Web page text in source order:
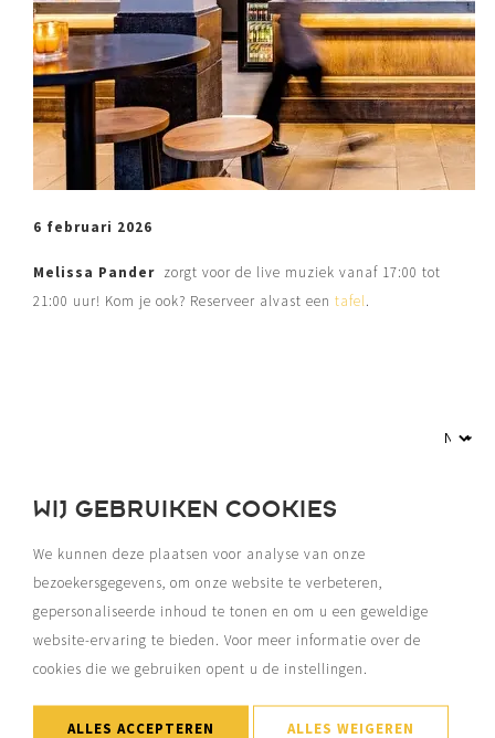
6 februari 2026
Melissa Pander zorgt voor de live muziek vanaf 17:00 tot
21:00 uur! Kom je ook? Reserveer alvast een tafel.
MEER EVENEMENTEN
WIJ GEBRUIKEN COOKIES
We kunnen deze plaatsen voor analyse van onze
bezoekersgegevens, om onze website te verbeteren,
gepersonaliseerde inhoud te tonen en om u een geweldige
website-ervaring te bieden. Voor meer informatie over de
cookies die we gebruiken opent u de instellingen.
ALLES ACCEPTEREN ALLES WEIGEREN